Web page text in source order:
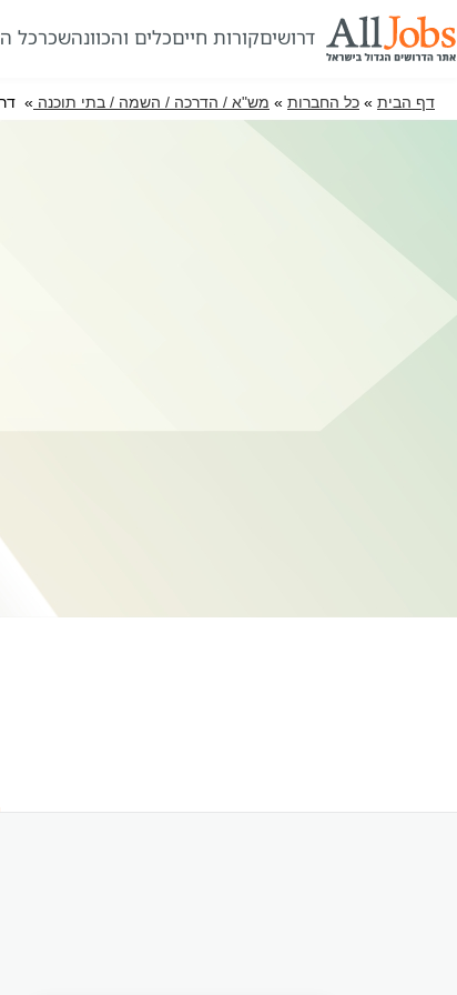
דרושיםקורות חייםכלים והכוונהשכרכל
דף הבית » כל החברות » מש"א / הדרכה / השמה / בתי תוכנה »